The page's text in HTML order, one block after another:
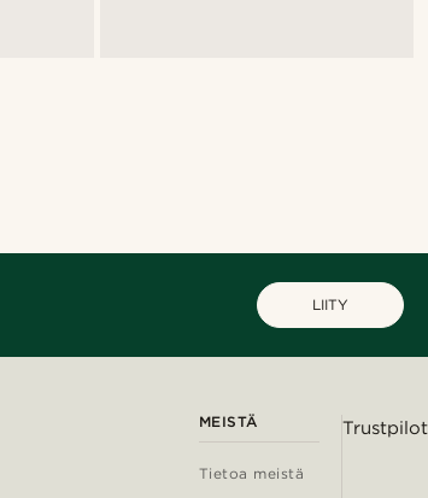
LIITY
MEISTÄ
Tietoa meistä
Trustpilot